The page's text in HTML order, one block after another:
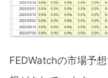
FEDWatchの市場予